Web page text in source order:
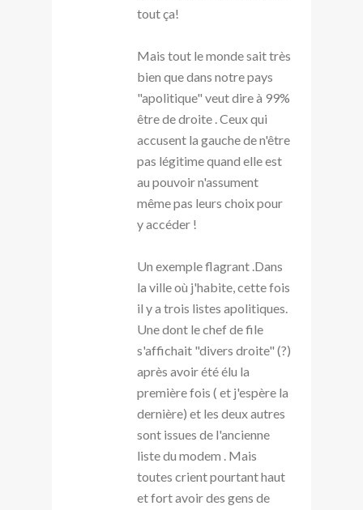
tout ça!
Mais tout le monde sait très
bien que dans notre pays
"apolitique" veut dire à 99%
être de droite . Ceux qui
accusent la gauche de n'être
pas légitime quand elle est
au pouvoir n'assument
même pas leurs choix pour
y accéder !
Un exemple flagrant .Dans
la ville où j'habite, cette fois
il y a trois listes apolitiques.
Une dont le chef de file
s'affichait "divers droite" (?)
après avoir été élu la
première fois ( et j'espère la
dernière) et les deux autres
sont issues de l'ancienne
liste du modem . Mais
toutes crient pourtant haut
et fort avoir des gens de